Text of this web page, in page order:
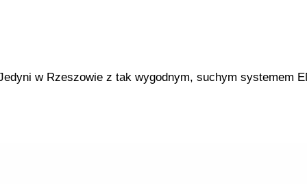
w Rzeszowie z tak wygodnym, suchym systemem